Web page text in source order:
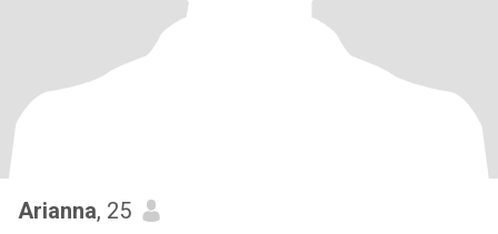
Arianna, 25